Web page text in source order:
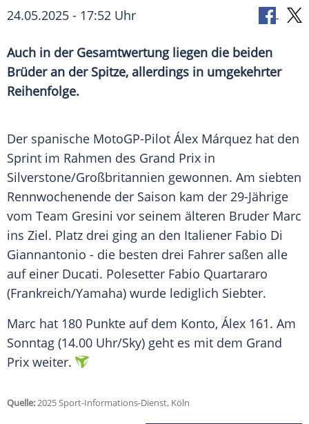
24.05.2025 - 17:52 Uhr
Auch in der Gesamtwertung liegen die beiden
Brüder an der Spitze, allerdings in umgekehrter
Reihenfolge.
Der spanische MotoGP-Pilot Álex Márquez hat den
Sprint im Rahmen des Grand Prix in
Silverstone/Großbritannien gewonnen. Am siebten
Rennwochenende der Saison kam der 29-Jährige
vom Team Gresini vor seinem älteren Bruder Marc
ins Ziel. Platz drei ging an den Italiener Fabio Di
Giannantonio - die besten drei Fahrer saßen alle
auf einer Ducati. Polesetter Fabio Quartararo
(Frankreich/Yamaha) wurde lediglich Siebter.
Marc hat 180 Punkte auf dem Konto, Álex 161. Am
Sonntag (14.00 Uhr/Sky) geht es mit dem Grand
Prix weiter.
Quelle:2025 Sport-Informations-Dienst, Köln